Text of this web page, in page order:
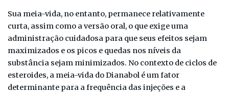
Sua meia-vida, no entanto, permanece relativamente
curta, assim como a versão oral, o que exige uma
administração cuidadosa para que seus efeitos sejam
maximizados e os picos e quedas nos níveis da
substância sejam minimizados. No contexto de ciclos de
esteroides, a meia-vida do Dianabol é um fator
determinante para a frequência das injeções e a